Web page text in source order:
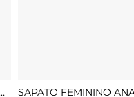
SAPATO FEMININO